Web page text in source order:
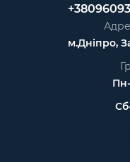
м.Дніпро,